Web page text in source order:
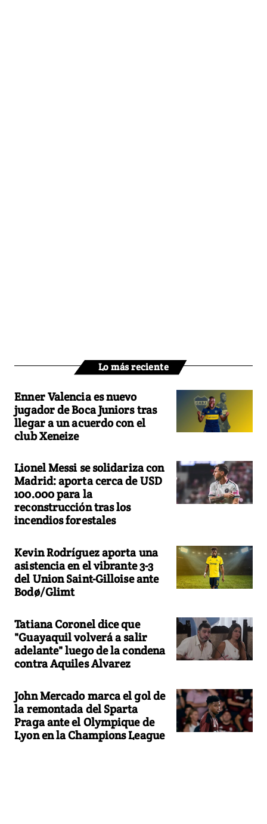
Lo más reciente
Enner Valencia es nuevo
jugador de Boca Juniors tras
llegar a un acuerdo con el
club Xeneize
Lionel Messi se solidariza con
Madrid: aporta cerca de USD
100.000 para la
reconstrucción tras los
incendios forestales
Kevin Rodríguez aporta una
asistencia en el vibrante 3-3
del Union Saint-Gilloise ante
Bodø/Glimt
Tatiana Coronel dice que
"Guayaquil volverá a salir
adelante" luego de la condena
contra Aquiles Alvarez
John Mercado marca el gol de
la remontada del Sparta
Praga ante el Olympique de
Lyon en la Champions League